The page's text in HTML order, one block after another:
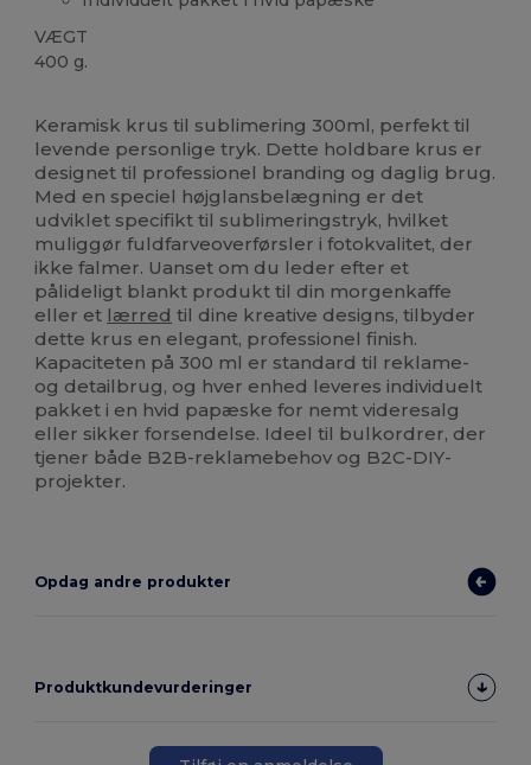
VÆGT
400 g.
Keramisk krus til sublimering 300ml, perfekt til
levende personlige tryk. Dette holdbare krus er
designet til professionel branding og daglig brug.
Med en speciel højglansbelægning er det
udviklet specifikt til sublimeringstryk, hvilket
muliggør fuldfarveoverførsler i fotokvalitet, der
ikke falmer. Uanset om du leder efter et
pålideligt blankt produkt til din morgenkaffe
eller et lærred til dine kreative designs, tilbyder
dette krus en elegant, professionel finish.
Kapaciteten på 300 ml er standard til reklame-
og detailbrug, og hver enhed leveres individuelt
pakket i en hvid papæske for nemt videresalg
eller sikker forsendelse. Ideel til bulkordrer, der
tjener både B2B-reklamebehov og B2C-DIY-
projekter.
Opdag andre produkter
Produktkundevurderinger